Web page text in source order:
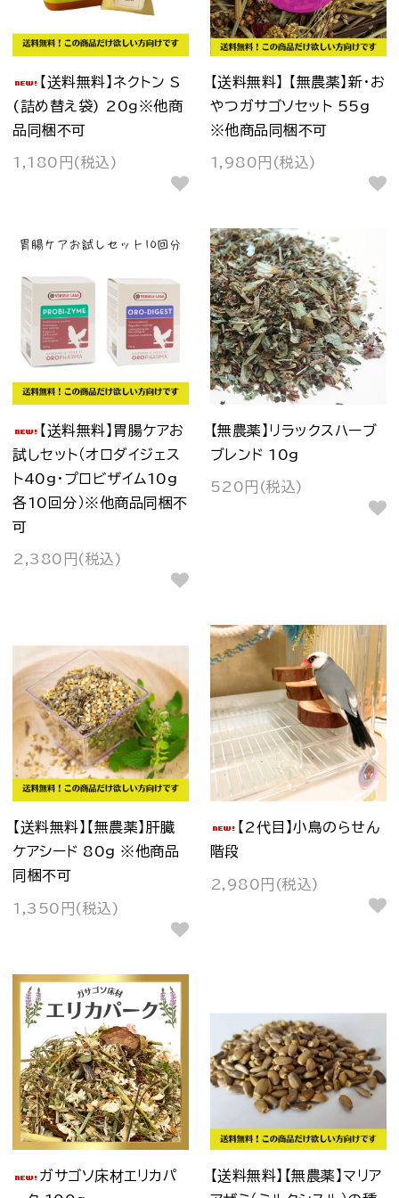
【送料無料】ネクトン S
(詰め替え袋) 20ｇ※他商
品同梱不可
1,180円(税込)
【送料無料】 【無農薬】新・お
やつガサゴソセット 55g
※他商品同梱不可
1,980円(税込)
【送料無料】胃腸ケアお
試しセット（オロダイジェス
ト40g・プロビザイム10g
各10回分）※他商品同梱不
可
2,380円(税込)
【無農薬】リラックスハーブ
ブレンド 10g
520円(税込)
【送料無料】【無農薬】肝臓
ケアシード 80g ※他商品
同梱不可
1,350円(税込)
【2代目】小鳥のらせん
階段
2,980円(税込)
ガサゴソ床材エリカパ
【送料無料】【無農薬】マリア